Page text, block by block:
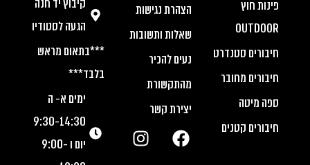
פינות חוץ
OUTDOOR
חיבורים סטנדרט
חיבורים מחובר
ספה מיטה
חיבורים קטנים
הצהרת נגישות
שאלות ותשובות
נעים להכיר
מהתקשורת
יצירת קשר
קיבוץ יד חנה
הגעה לסטודיו
***בתאום מראש
בלבד***
ימים א- ה
9:30-14:30
יום ו 9:00-